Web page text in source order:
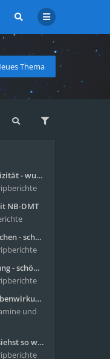
Thema
Explosion aus Authentizität - wunderbare Reise mit 4g Pilze
NB-DMT
Mit Hingabe Durchbrechen - schöne Reise mit 4g Pilze
Eine bunte Ego-Auflösung - schöne Reise mit 4-AcO-DMT
Die Wirkungen und Nebenwirkungen von LSD
und
Du denkst so viel und siehst so wenig - wunderbare Reise mit 4g Pilze